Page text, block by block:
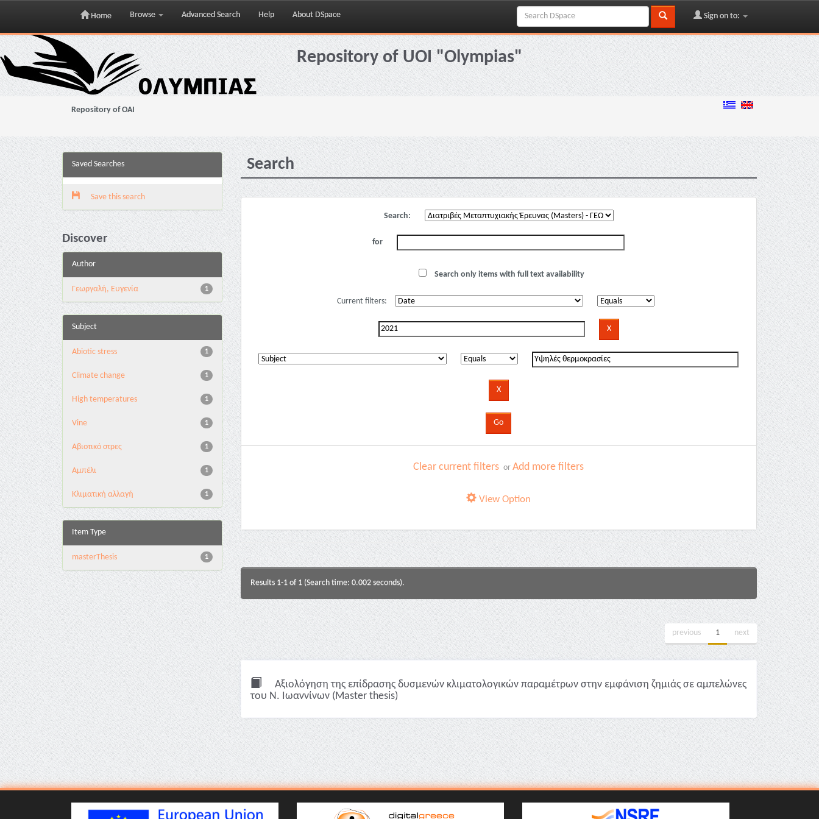
Skip
navigation
Home Browse Advanced Search Help About DSpace Sign on to:
Repository of UOI "Olympias"
Repository of OAI
Saved Searches
Save this search
Discover
Author
1
Γεωργαλή, Ευγενία
Subject
1
Abiotic stress
1
Climate change
1
High temperatures
1
Vine
1
Αβιοτικό στρες
1
Αμπέλι
1
Κλιματική αλλαγή
Item Type
1
masterThesis
Search
Search:
for
Search only items with full text availability
Current filters:
Clear current filters orAdd more filters
View Option
Results 1-1 of 1 (Search time: 0.002 seconds).
previous 1 next
Αξιολόγηση της επίδρασης δυσμενών κλιματολογικών παραμέτρων στην εμφάνιση ζημιάς σε αμπελώνες
του Ν. Ιωαννίνων (Master thesis)